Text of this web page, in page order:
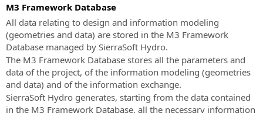
para
o
projecto
ferroviário
SierraSoft
Roads
Software
BIM
Training
Live
and
deferred
online
courses
SierraSoft
Coaching
events
M3 Framework Database
All data relating to design and information modeling
(geometries and data) are stored in the M3 Framework
Database managed by SierraSoft Hydro.
The M3 Framework Database stores all the parameters and
data of the project, of the information modeling (geometries
and data) and of the information exchange.
SierraSoft Hydro generates, starting from the data contained
in the M3 Framework Database, all the necessary information